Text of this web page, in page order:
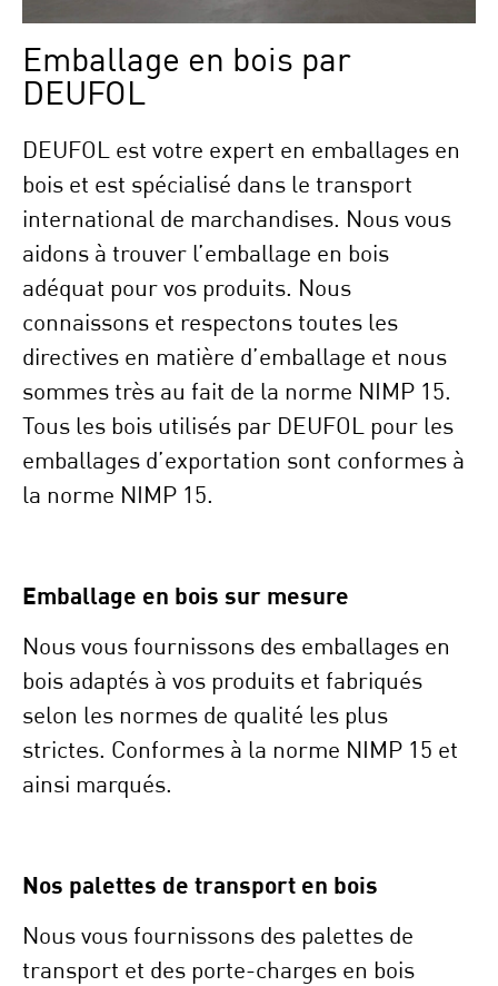
Emballage en bois par
DEUFOL
DEUFOL est votre expert en emballages en
bois et est spécialisé dans le transport
international de marchandises. Nous vous
aidons à trouver l’emballage en bois
adéquat pour vos produits. Nous
connaissons et respectons toutes les
directives en matière d’emballage et nous
sommes très au fait de la norme NIMP 15.
Tous les bois utilisés par DEUFOL pour les
emballages d’exportation sont conformes à
la norme NIMP 15.
Emballage en bois sur mesure
Nous vous fournissons des emballages en
bois adaptés à vos produits et fabriqués
selon les normes de qualité les plus
strictes. Conformes à la norme NIMP 15 et
ainsi marqués.
Nos palettes de transport en bois
Nous vous fournissons des palettes de
transport et des porte-charges en bois